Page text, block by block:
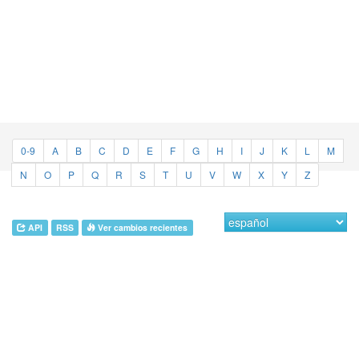
0-9 A B C D E F G H I J K L
M
N
O P Q R S T U V W X Y Z
API RSS Ver cambios recientes